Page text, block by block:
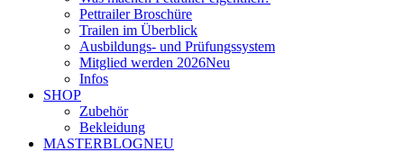
Pettrailer Broschüre
Trailen im Überblick
Ausbildungs- und Prüfungssystem
Mitglied werden 2026Neu
Infos
SHOP
Zubehör
Bekleidung
MASTERBLOGNEU